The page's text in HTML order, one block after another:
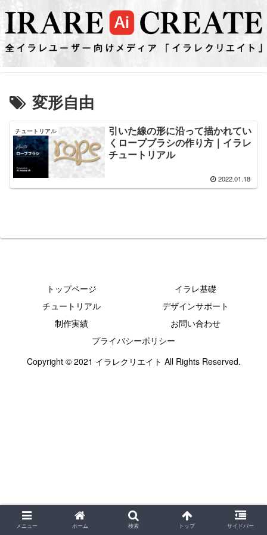
変形自由
チュートリアル
引いた線の形に沿って描かれてい
くロープブラシの作り方｜イラレ
チュートリアル
2022.01.18
トップページ
イラレ基礎
チュートリアル
デザインサポート
制作実績
お問い合わせ
プライバシーポリシー
Copyright © 2021 イラレクリエイト All Rights Reserved.
メニュー ホーム 検索 トップ サイドバー